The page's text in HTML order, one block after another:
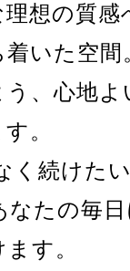
想の質感
いた空
、心地よ
。
く続けた
なたの毎
す。